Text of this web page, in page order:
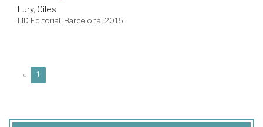
Lury, Giles
LID Editorial. Barcelona, 2015
« 1